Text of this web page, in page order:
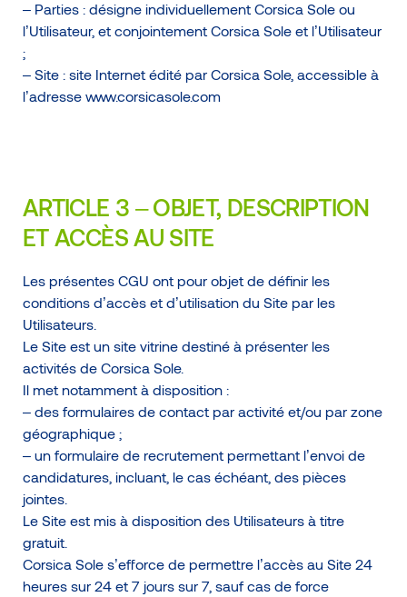
– Parties : désigne individuellement Corsica Sole ou
l’Utilisateur, et conjointement Corsica Sole et l’Utilisateur
;
– Site : site Internet édité par Corsica Sole, accessible à
l’adresse www.corsicasole.com
ARTICLE 3 – OBJET, DESCRIPTION
ET ACCÈS AU SITE
Les présentes CGU ont pour objet de définir les
conditions d’accès et d’utilisation du Site par les
Utilisateurs.
Le Site est un site vitrine destiné à présenter les
activités de Corsica Sole.
Il met notamment à disposition :
– des formulaires de contact par activité et/ou par zone
géographique ;
– un formulaire de recrutement permettant l’envoi de
candidatures, incluant, le cas échéant, des pièces
jointes.
Le Site est mis à disposition des Utilisateurs à titre
gratuit.
Corsica Sole s’efforce de permettre l’accès au Site 24
heures sur 24 et 7 jours sur 7, sauf cas de force